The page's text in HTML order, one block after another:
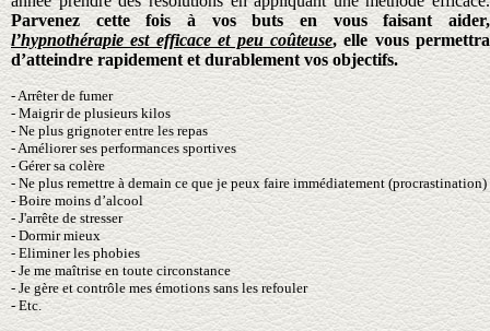
Parvenez cette fois à vos buts en vous faisant aider,
l’hypnothérapie est efficace et peu coûteuse, elle vous permettra
d’atteindre rapidement et durablement vos objectifs.
- Arrêter de fumer
- Maigrir de plusieurs kilos
- Ne plus grignoter entre les repas
- Améliorer ses performances sportives
- Gérer sa colère
- Ne plus remettre à demain ce que je peux faire immédiatement (procrastination)
- Boire moins d’alcool
- J'arrête de stresser
- Dormir mieux
- Eliminer les phobies
- Je me maîtrise en toute circonstance
- Je gère et contrôle mes émotions sans les refouler
- Etc.